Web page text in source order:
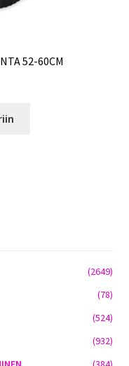
52-60CM
(2649)
(78)
(524)
(932)